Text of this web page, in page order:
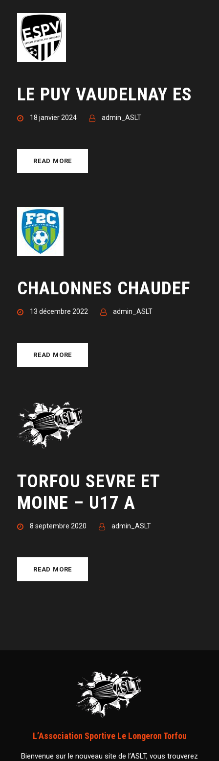
LE PUY VAUDELNAY ES
18 janvier 2024 admin_ASLT
READ MORE
CHALONNES CHAUDEF
13 décembre 2022 admin_ASLT
READ MORE
TORFOU SEVRE ET
MOINE – U17 A
8 septembre 2020 admin_ASLT
READ MORE
L’Association Sportive Le Longeron Torfou
Bienvenue sur le nouveau site de l’ASLT, vous trouverez